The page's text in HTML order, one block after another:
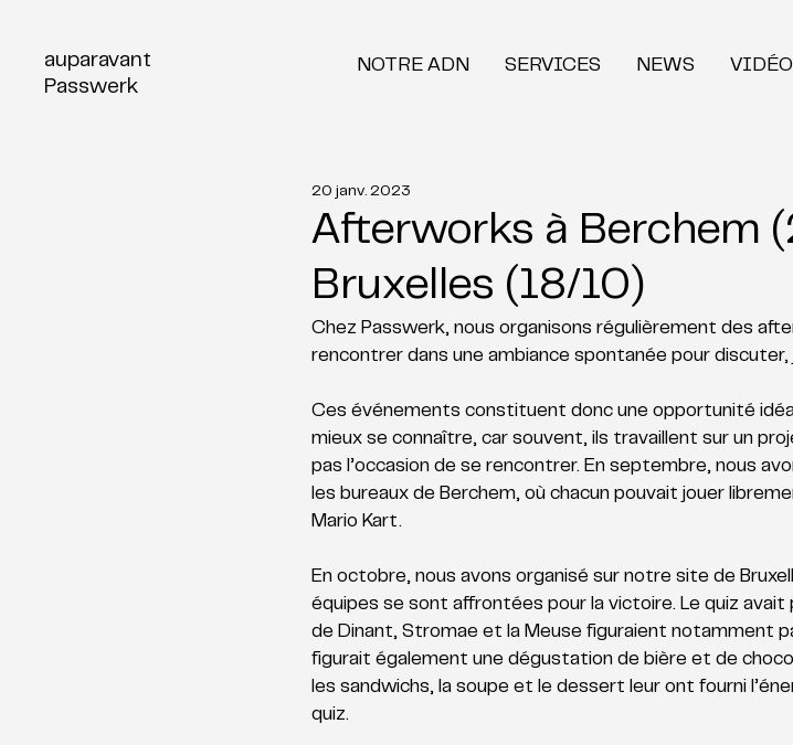
auparavant
Passwerk
NOTRE ADN SERVICES NEWS
Afterworks à Berchem
Bruxelles (18/10)
20 janv. 2023
Chez Passwerk, nous organisons régulièrement des
rencontrer dans une ambiance spontanée pour
Ces événements constituent donc une opportunité
mieux se connaître, car souvent, ils travaillent sur un
pas l’occasion de se rencontrer. En septembre, nous
les bureaux de Berchem, où chacun pouvait jouer
Mario Kart.
En octobre, nous avons organisé sur notre site de
équipes se sont affrontées pour la victoire. Le quiz
de Dinant, Stromae et la Meuse figuraient notamment
figurait également une dégustation de bière et de
les sandwichs, la soupe et le dessert leur ont fourni
quiz.